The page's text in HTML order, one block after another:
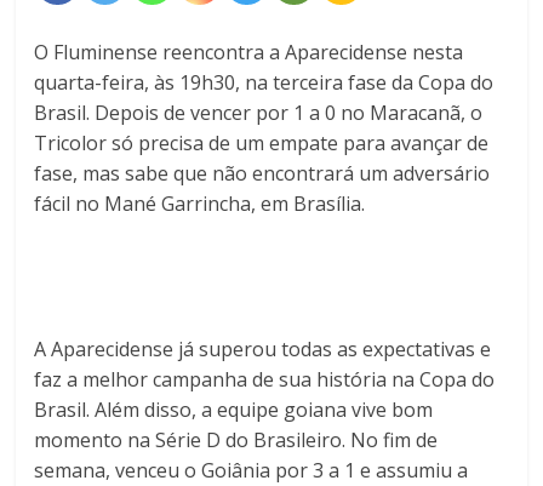
O Fluminense reencontra a Aparecidense nesta
quarta-feira, às 19h30, na terceira fase da Copa do
Brasil. Depois de vencer por 1 a 0 no Maracanã, o
Tricolor só precisa de um empate para avançar de
fase, mas sabe que não encontrará um adversário
fácil no Mané Garrincha, em Brasília.
A Aparecidense já superou todas as expectativas e
faz a melhor campanha de sua história na Copa do
Brasil. Além disso, a equipe goiana vive bom
momento na Série D do Brasileiro. No fim de
semana, venceu o Goiânia por 3 a 1 e assumiu a